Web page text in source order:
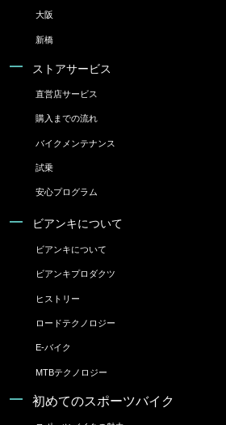
大阪
新橋
ストアサービス
直営店サービス
購入までの流れ
バイクメンテナンス
試乗
安心プログラム
ビアンキについて
ビアンキについて
ビアンキプロダクツ
ヒストリー
ロードテクノロジー
E-バイク
MTBテクノロジー
初めてのスポーツバイク